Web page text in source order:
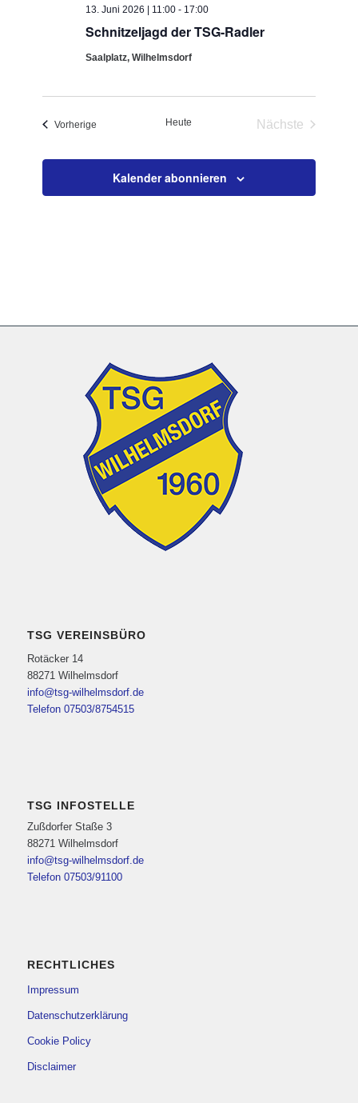
Schnitzeljagd der TSG-Radler
13. Juni 2026 | 11:00 - 17:00
Saalplatz, Wilhelmsdorf
Vorherige VeranstaltungenHeute
Nächste
Kalender abonnieren
TSG VEREINSBÜRO
Rotäcker 14
88271 Wilhelmsdorf
info@tsg-wilhelmsdorf.de
Telefon 07503/8754515
TSG INFOSTELLE
Zußdorfer Staße 3
88271 Wilhelmsdorf
info@tsg-wilhelmsdorf.de
Telefon 07503/91100
RECHTLICHES
Impressum
Datenschutzerklärung
Cookie Policy
Disclaimer